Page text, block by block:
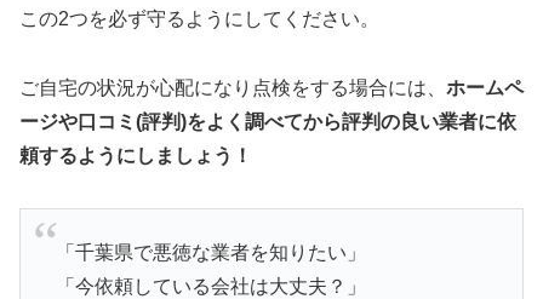
この2つを必ず守るようにしてください。
ご自宅の状況が心配になり点検をする場合には、 ホームペ
ージや口コミ(評判)をよく調べてから評判の良い業者に依
頼するようにしましょう！
「千葉県で悪徳な業者を知りたい」
「今依頼している会社は大丈夫？」